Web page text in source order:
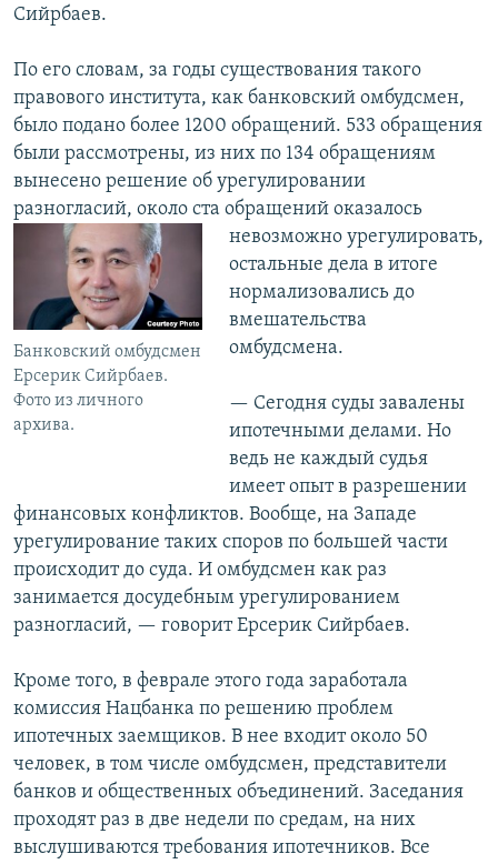
Сийрбаев.
По его словам, за годы существования такого
правового института, как банковский омбудсмен,
было подано более 1200 обращений. 533 обращения
были рассмотрены, из них по 134 обращениям
вынесено решение об урегулировании
разногласий, около ста обращений оказалось
невозможно
Банковский омбудсмен
Ерсерик Сийрбаев.
Фото из личного
архива.
урегулировать,
остальные дела в итоге
нормализовались до
вмешательства
омбудсмена.
— Сегодня суды завалены
ипотечными делами. Но
ведь не каждый судья
имеет опыт в разрешении
финансовых конфликтов. Вообще, на Западе
урегулирование таких споров по большей части
происходит до суда. И омбудсмен как раз
занимается досудебным урегулированием
разногласий, — говорит Ерсерик Сийрбаев.
Кроме того, в феврале этого года заработала
комиссия Нацбанка по решению проблем
ипотечных заемщиков. В нее входит около 50
человек, в том числе омбудсмен, представители
банков и общественных объединений. Заседания
проходят раз в две недели по средам, на них
выслушиваются требования ипотечников. Все